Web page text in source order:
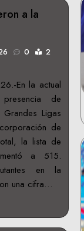
a la
0
2
En la actual
de
Ligas
de
la lista de
a 515.
en la
una cifra…